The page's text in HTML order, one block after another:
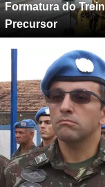
Formatura do
Precursor